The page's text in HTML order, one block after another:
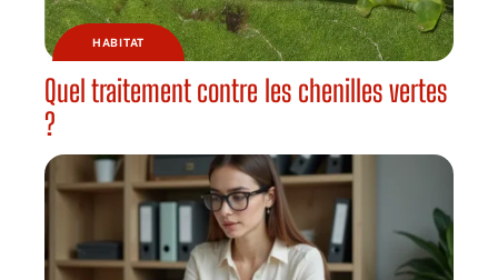
HABITAT
Quel traitement contre les chenilles vertes
?